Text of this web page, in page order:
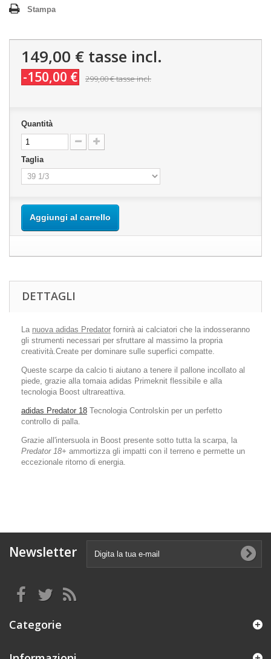
Stampa
149,00 € tasse incl.
-150,00 € 299,00 €tasse incl.
Quantità
Taglia
Aggiungi al carrello
DETTAGLI
La nuova adidas Predator fornirà ai calciatori che la indosseranno
gli strumenti necessari per sfruttare al massimo la propria
creatività.Create per dominare sulle superfici compatte.
Queste scarpe da calcio ti aiutano a tenere il pallone incollato al
piede, grazie alla tomaia adidas Primeknit flessibile e alla
tecnologia Boost ultrareattiva.
adidas Predator 18 Tecnologia Controlskin per un perfetto
controllo di palla.
Grazie all'intersuola in Boost presente sotto tutta la scarpa, la
Predator 18+ ammortizza gli impatti con il terreno e permette un
eccezionale ritorno di energia.
Newsletter
Categorie